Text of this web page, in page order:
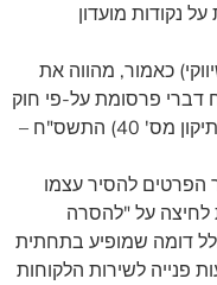
על נקודות מועדון
כאמור, מהווה את
דברי פרסומת על-פי חוק
התקשורת (בזק ושידורים) (תיקון מס' 40) התשס"ח –
הפרטים להסיר עצמו
לחיצה על "להסרה
דומה שמופיע בתחתית
פנייה לשירות הלקוחות